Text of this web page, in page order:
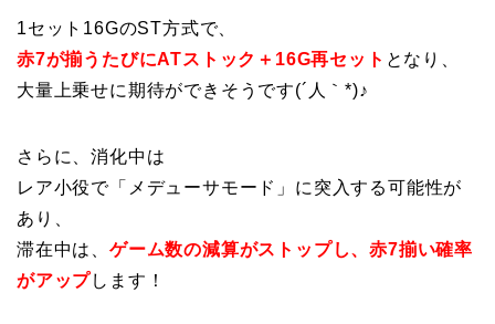
1セット16GのST方式で、
赤7が揃うたびにATストック＋16G再セット となり、
大量上乗せに期待ができそうです(´人｀*)♪
さらに、消化中は
レア小役で「メデューサモード」に突入する可能性が
あり、
滞在中は、 ゲーム数の減算がストップし、赤7揃い確率
がアップします！